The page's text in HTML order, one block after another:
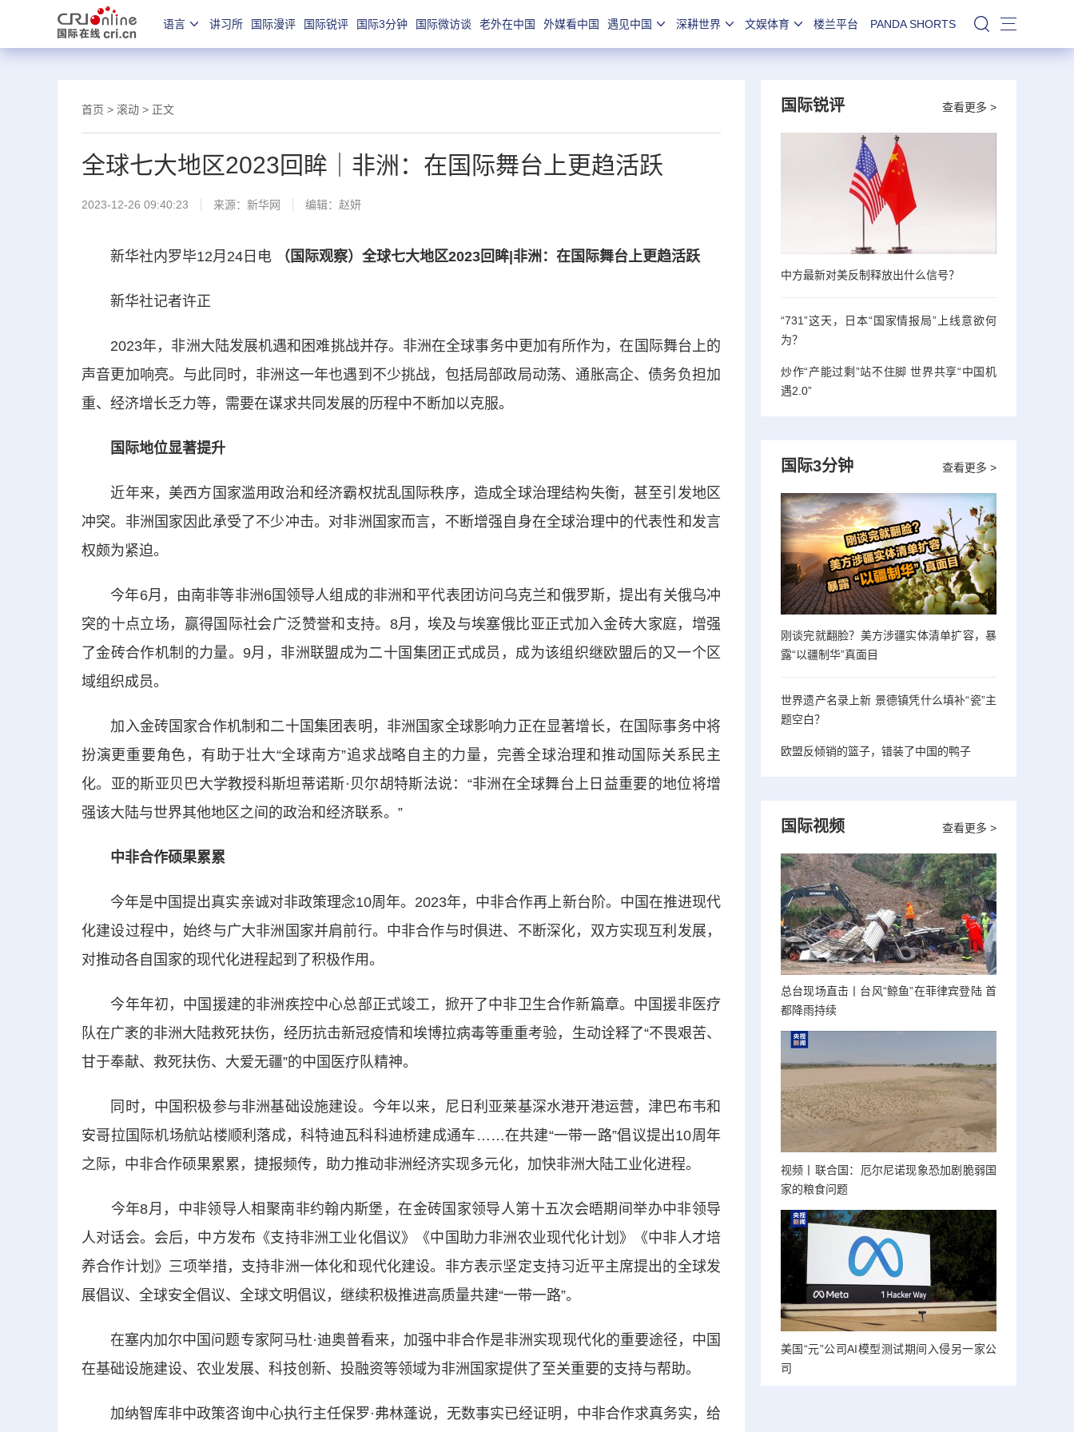
语言 讲习所 国际漫评 国际锐评 国际3分钟 国际微访谈 老外在中国 外媒看中国 遇见中国 深耕世界 文娱体育 楼兰平台 PANDA SHORTS 站内搜索
首页 > 滚动 > 正文
全球七大地区2023回眸｜非洲：在国际舞台上更趋活跃
2023-12-26 09:40:23 来源：新华网 编辑：赵妍
新华社内罗毕12月24日电 （国际观察）全球七大地区2023回眸|非洲：在国际舞台上更趋活跃
新华社记者许正
2023年，非洲大陆发展机遇和困难挑战并存。非洲在全球事务中更加有所作为，在国际舞台上的
声音更加响亮。与此同时，非洲这一年也遇到不少挑战，包括局部政局动荡、通胀高企、债务负担加
重、经济增长乏力等，需要在谋求共同发展的历程中不断加以克服。
国际地位显著提升
近年来，美西方国家滥用政治和经济霸权扰乱国际秩序，造成全球治理结构失衡，甚至引发地区
冲突。非洲国家因此承受了不少冲击。对非洲国家而言，不断增强自身在全球治理中的代表性和发言
权颇为紧迫。
今年6月，由南非等非洲6国领导人组成的非洲和平代表团访问乌克兰和俄罗斯，提出有关俄乌冲
突的十点立场，赢得国际社会广泛赞誉和支持。8月，埃及与埃塞俄比亚正式加入金砖大家庭，增强
了金砖合作机制的力量。9月，非洲联盟成为二十国集团正式成员，成为该组织继欧盟后的又一个区
域组织成员。
加入金砖国家合作机制和二十国集团表明，非洲国家全球影响力正在显著增长，在国际事务中将
扮演更重要角色，有助于壮大“全球南方”追求战略自主的力量，完善全球治理和推动国际关系民主
化。亚的斯亚贝巴大学教授科斯坦蒂诺斯·贝尔胡特斯法说：“非洲在全球舞台上日益重要的地位将增
强该大陆与世界其他地区之间的政治和经济联系。”
中非合作硕果累累
今年是中国提出真实亲诚对非政策理念10周年。2023年，中非合作再上新台阶。中国在推进现代
化建设过程中，始终与广大非洲国家并肩前行。中非合作与时俱进、不断深化，双方实现互利发展，
对推动各自国家的现代化进程起到了积极作用。
今年年初，中国援建的非洲疾控中心总部正式竣工，掀开了中非卫生合作新篇章。中国援非医疗
队在广袤的非洲大陆救死扶伤，经历抗击新冠疫情和埃博拉病毒等重重考验，生动诠释了“不畏艰苦、
甘于奉献、救死扶伤、大爱无疆”的中国医疗队精神。
同时，中国积极参与非洲基础设施建设。今年以来，尼日利亚莱基深水港开港运营，津巴布韦和
安哥拉国际机场航站楼顺利落成，科特迪瓦科科迪桥建成通车……在共建“一带一路”倡议提出10周年
之际，中非合作硕果累累，捷报频传，助力推动非洲经济实现多元化，加快非洲大陆工业化进程。
今年8月，中非领导人相聚南非约翰内斯堡，在金砖国家领导人第十五次会晤期间举办中非领导
人对话会。会后，中方发布《支持非洲工业化倡议》《中国助力非洲农业现代化计划》《中非人才培
养合作计划》三项举措，支持非洲一体化和现代化建设。非方表示坚定支持习近平主席提出的全球发
展倡议、全球安全倡议、全球文明倡议，继续积极推进高质量共建“一带一路”。
在塞内加尔中国问题专家阿马杜·迪奥普看来，加强中非合作是非洲实现现代化的重要途径，中国
在基础设施建设、农业发展、科技创新、投融资等领域为非洲国家提供了至关重要的支持与帮助。
加纳智库非中政策咨询中心执行主任保罗·弗林蓬说，无数事实已经证明，中非合作求真务实，给
查看更多 >
国际锐评
中方最新对美反制释放出什么信号？
“731”这天，日本“国家情报局”上线意欲何
为？
炒作“产能过剩”站不住脚 世界共享“中国机
遇2.0”
查看更多 >
国际3分钟
刚谈完就翻脸？美方涉疆实体清单扩容，暴
露“以疆制华”真面目
世界遗产名录上新 景德镇凭什么填补“瓷”主
题空白？
欧盟反倾销的篮子，错装了中国的鸭子
查看更多 >
国际视频
总台现场直击丨台风“鲸鱼”在菲律宾登陆 首
都降雨持续
视频丨联合国：厄尔尼诺现象恐加剧脆弱国
家的粮食问题
美国“元”公司AI模型测试期间入侵另一家公
司